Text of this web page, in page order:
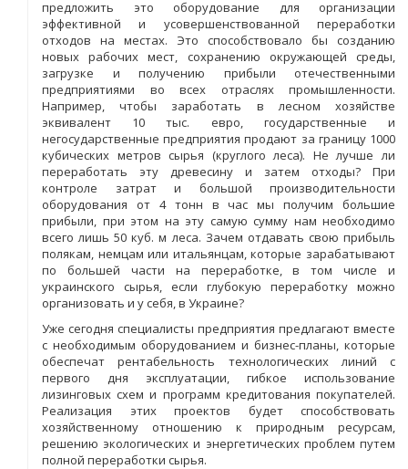
предложить это оборудование для организации
эффективной и усовершенствованной переработки
отходов на местах. Это способствовало бы созданию
новых рабочих мест, сохранению окружающей среды,
загрузке и получению прибыли отечественными
предприятиями во всех отраслях промышленности.
Например, чтобы заработать в лесном хозяйстве
эквивалент 10 тыс. евро, государственные и
негосударственные предприятия продают за границу 1000
кубических метров сырья (круглого леса). Не лучше ли
переработать эту древесину и затем отходы? При
контроле затрат и большой производительности
оборудования от 4 тонн в час мы получим большие
прибыли, при этом на эту самую сумму нам необходимо
всего лишь 50 куб. м леса. Зачем отдавать свою прибыль
полякам, немцам или итальянцам, которые зарабатывают
по большей части на переработке, в том числе и
украинского сырья, если глубокую переработку можно
организовать и у себя, в Украине?
Уже сегодня специалисты предприятия предлагают вместе
с необходимым оборудованием и бизнес-планы, которые
обеспечат рентабельность технологических линий с
первого дня эксплуатации, гибкое использование
лизинговых схем и программ кредитования покупателей.
Реализация этих проектов будет способствовать
хозяйственному отношению к природным ресурсам,
решению экологических и энергетических проблем путем
полной переработки сырья.